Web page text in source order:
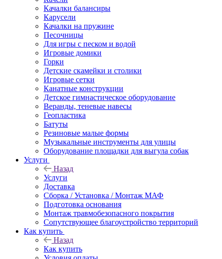
Качалки балансиры
Карусели
Качалки на пружине
Песочницы
Для игры с песком и водой
Игровые домики
Горки
Детские скамейки и столики
Игровые сетки
Канатные конструкции
Детское гимнастическое оборудование
Веранды, теневые навесы
Геопластика
Батуты
Резиновые малые формы
Музыкальные инструменты для улицы
Оборудование площадки для выгула собак
Услуги
Назад
Услуги
Доставка
Сборка / Установка / Монтаж МАФ
Подготовка основания
Монтаж травмобезопасного покрытия
Сопутствующее благоустройство территорий
Как купить
Назад
Как купить